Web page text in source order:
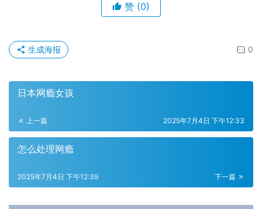
赞 (0)
0
生成海报
日本网瘾女孩
上一篇 2025年7月4日 下午12:33
怎么处理网瘾
下一篇
2025年7月4日 下午12:39